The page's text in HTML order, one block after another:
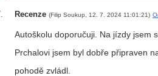
Recenze (Filip Soukup, 12. 7. 2024 11:01:21)
Autoškolu doporučuji. Na jízdy jsem
Prchalovi jsem byl dobře připraven
pohodě zvládl.